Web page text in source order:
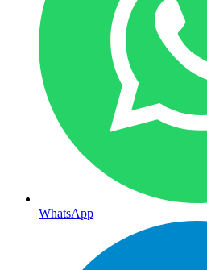
WhatsApp